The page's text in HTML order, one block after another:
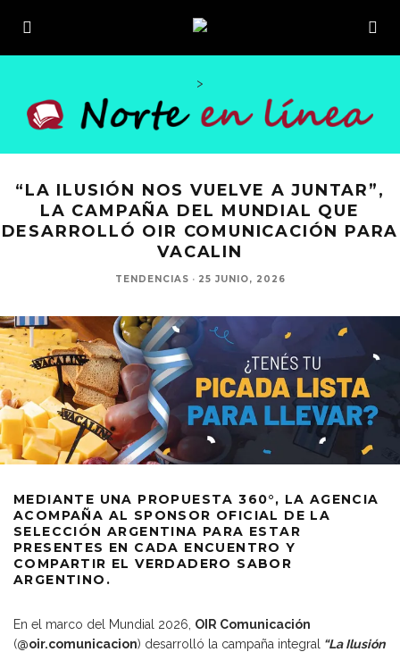
>
“LA ILUSIÓN NOS VUELVE A JUNTAR”,
LA CAMPAÑA DEL MUNDIAL QUE
DESARROLLÓ OIR COMUNICACIÓN PARA
VACALIN
TENDENCIAS · 25 JUNIO, 2026
MEDIANTE UNA PROPUESTA 360°, LA AGENCIA
ACOMPAÑA AL SPONSOR OFICIAL DE LA
SELECCIÓN ARGENTINA PARA ESTAR
PRESENTES EN CADA ENCUENTRO Y
COMPARTIR EL VERDADERO SABOR
ARGENTINO.
En el marco del Mundial 2026, OIR Comunicación
(@oir.comunicacion) desarrolló la campaña integral
“La Ilusión